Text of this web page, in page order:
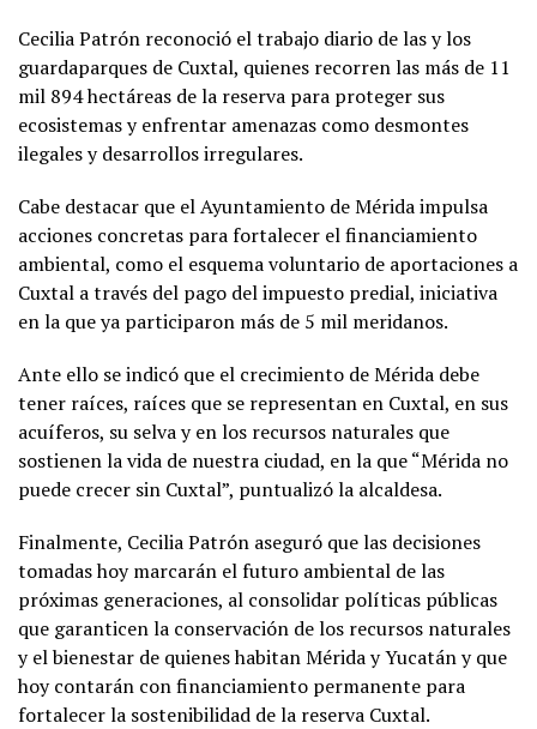
Cecilia Patrón reconoció el trabajo diario de las y los
guardaparques de Cuxtal, quienes recorren las más de 11
mil 894 hectáreas de la reserva para proteger sus
ecosistemas y enfrentar amenazas como desmontes
ilegales y desarrollos irregulares.
Cabe destacar que el Ayuntamiento de Mérida impulsa
acciones concretas para fortalecer el financiamiento
ambiental, como el esquema voluntario de aportaciones a
Cuxtal a través del pago del impuesto predial, iniciativa
en la que ya participaron más de 5 mil meridanos.
Ante ello se indicó que el crecimiento de Mérida debe
tener raíces, raíces que se representan en Cuxtal, en sus
acuíferos, su selva y en los recursos naturales que
sostienen la vida de nuestra ciudad, en la que “Mérida no
puede crecer sin Cuxtal”, puntualizó la alcaldesa.
Finalmente, Cecilia Patrón aseguró que las decisiones
tomadas hoy marcarán el futuro ambiental de las
próximas generaciones, al consolidar políticas públicas
que garanticen la conservación de los recursos naturales
y el bienestar de quienes habitan Mérida y Yucatán y que
hoy contarán con financiamiento permanente para
fortalecer la sostenibilidad de la reserva Cuxtal.